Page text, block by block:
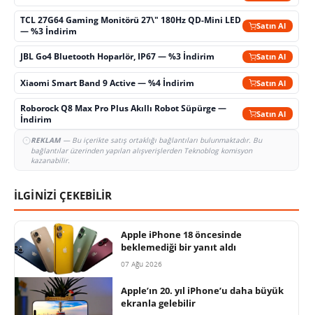
TCL 27G64 Gaming Monitörü 27\" 180Hz QD-Mini LED
— %3 İndirim
Satın Al
JBL Go4 Bluetooth Hoparlör, IP67 — %3 İndirim Satın Al
Xiaomi Smart Band 9 Active — %4 İndirim Satın Al
Roborock Q8 Max Pro Plus Akıllı Robot Süpürge —
İndirim
Satın Al
REKLAM— Bu içerikte satış ortaklığı bağlantıları bulunmaktadır. Bu
bağlantılar üzerinden yapılan alışverişlerden Teknoblog komisyon
kazanabilir.
İLGİNİZİ ÇEKEBİLİR
Apple iPhone 18 öncesinde
beklemediği bir yanıt aldı
07 Ağu 2026
Apple’ın 20. yıl iPhone’u daha büyük
ekranla gelebilir